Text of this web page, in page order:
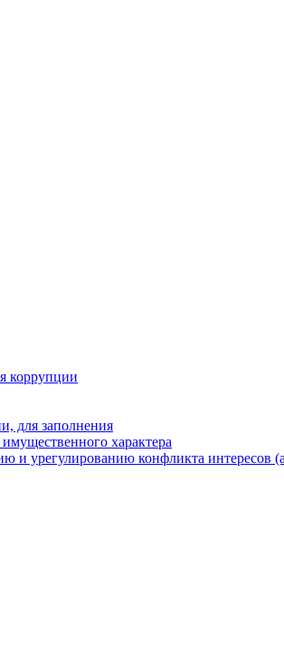
коррупции
для заполнения
характера
урегулированию конфликта интересов